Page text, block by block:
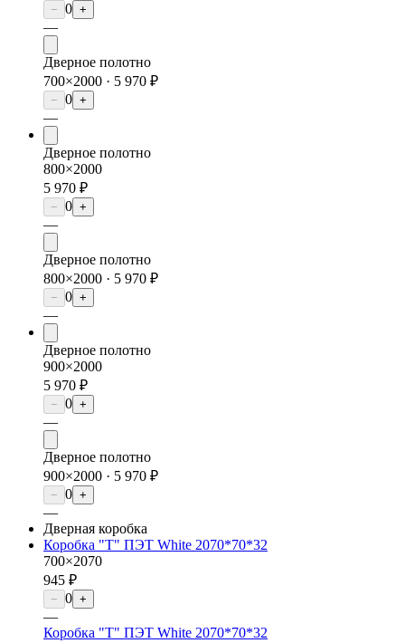
− 0 +
—
Дверное полотно
700×2000 · 5 970 ₽
− 0 +
—
Дверное полотно
800×2000
5 970 ₽
− 0 +
—
Дверное полотно
800×2000 · 5 970 ₽
− 0 +
—
Дверное полотно
900×2000
5 970 ₽
− 0 +
—
Дверное полотно
900×2000 · 5 970 ₽
− 0 +
—
Дверная коробка
Коробка "Т" ПЭТ White 2070*70*32
700×2070
945 ₽
− 0 +
—
Коробка "Т" ПЭТ White 2070*70*32